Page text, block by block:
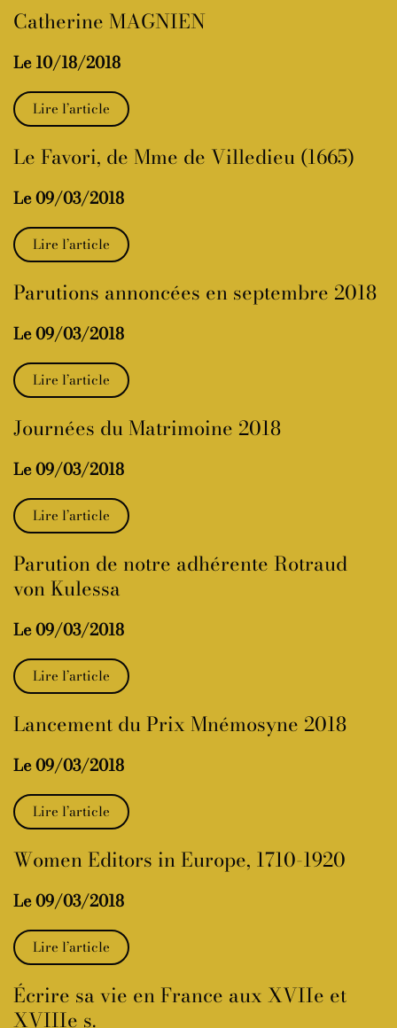
Catherine MAGNIEN
Le 10/18/2018
Lire l’article
Le Favori, de Mme de Villedieu (1665)
Le 09/03/2018
Lire l’article
Parutions annoncées en septembre 2018
Le 09/03/2018
Lire l’article
Journées du Matrimoine 2018
Le 09/03/2018
Lire l’article
Parution de notre adhérente Rotraud
von Kulessa
Le 09/03/2018
Lire l’article
Lancement du Prix Mnémosyne 2018
Le 09/03/2018
Lire l’article
Women Editors in Europe, 1710-1920
Le 09/03/2018
Lire l’article
Écrire sa vie en France aux XVIIe et
XVIIIe s.